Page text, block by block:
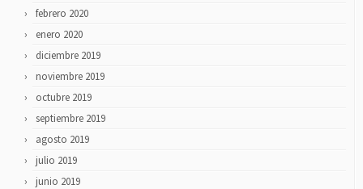
febrero 2020
enero 2020
diciembre 2019
noviembre 2019
octubre 2019
septiembre 2019
agosto 2019
julio 2019
junio 2019